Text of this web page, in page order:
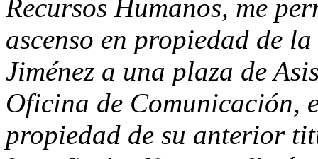
Recursos Humanos, me
ascenso en propiedad de
Jiménez a una plaza de
Oficina de Comunicación,
propiedad de su anterior